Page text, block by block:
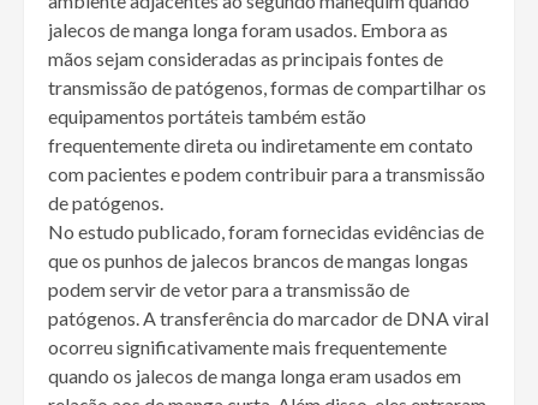
jalecos de manga longa foram usados. Embora as
mãos sejam consideradas as principais fontes de
transmissão de patógenos, formas de compartilhar os
equipamentos portáteis também estão
frequentemente direta ou indiretamente em contato
com pacientes e podem contribuir para a transmissão
de patógenos.
No estudo publicado, foram fornecidas evidências de
que os punhos de jalecos brancos de mangas longas
podem servir de vetor para a transmissão de
patógenos. A transferência do marcador de DNA viral
ocorreu significativamente mais frequentemente
quando os jalecos de manga longa eram usados em